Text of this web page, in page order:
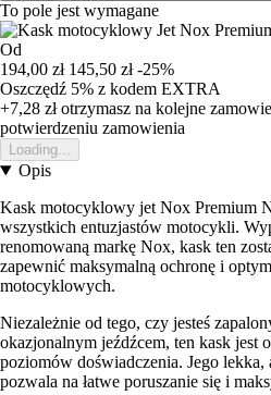
To pole jest wymagane
Od
194,00 zł 145,50 zł -25%
Oszczędź 5% z kodem EXTRA
+7,28 złotrzymasz na kolejne
potwierdzeniu zamowienia
Loading...
Opis
Kask motocyklowy jet Nox Premium
wszystkich entuzjastów motocykli.
renomowaną markę Nox, kask ten
zapewnić maksymalną ochronę i
motocyklowych.
Niezależnie od tego, czy jesteś
okazjonalnym jeźdźcem, ten kask jest
poziomów doświadczenia. Jego lekka,
pozwala na łatwe poruszanie się i